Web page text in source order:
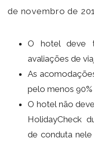
de novembro de
O hotel deve
avaliações de
As
pelo menos
O hotel não
HolidayCheck
de conduta